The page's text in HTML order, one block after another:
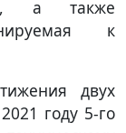
а также
к
двух
году 5-го